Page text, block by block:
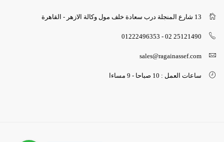
13 شارع المنجلة درب سعادة خلف مول وكالة الازهر - القاهرة
25121490 02 - 01222496353
sales@ragainassef.com
ساعات العمل : 10 صباحا - 9 مساءا